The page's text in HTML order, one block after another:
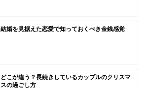
結婚を見据えた恋愛で知っておくべき金銭感覚
どこが違う？長続きしているカップルのクリスマ
スの過ごし方